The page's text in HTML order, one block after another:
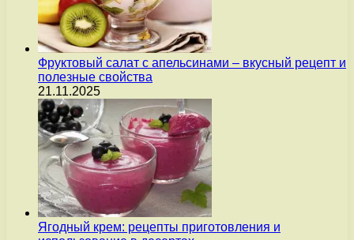
Фруктовый салат с апельсинами – вкусный рецепт и
полезные свойства
21.11.2025
Ягодный крем: рецепты приготовления и